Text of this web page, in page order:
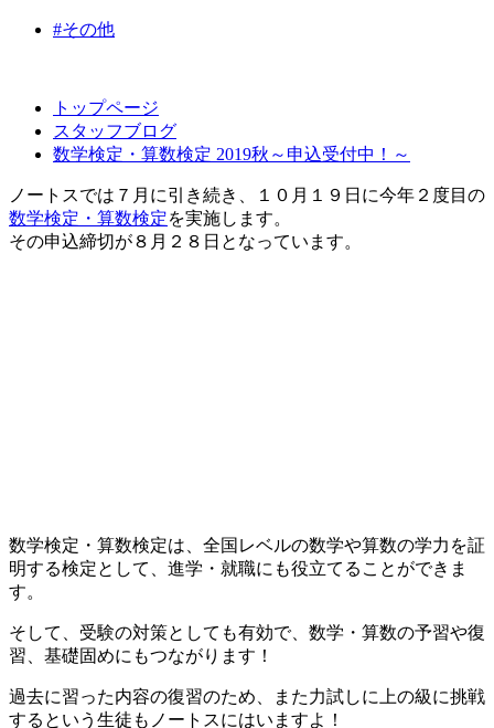
#その他
トップページ
スタッフブログ
数学検定・算数検定 2019秋～申込受付中！～
ノートスでは７月に引き続き、１０月１９日に今年２度目の
数学検定・算数検定を実施します。
その申込締切が８月２８日となっています。
数学検定・算数検定は、全国レベルの数学や算数の学力を証
明する検定として、進学・就職にも役立てることができま
す。
そして、受験の対策としても有効で、数学・算数の予習や復
習、基礎固めにもつながります！
過去に習った内容の復習のため、また力試しに上の級に挑戦
するという生徒もノートスにはいますよ！